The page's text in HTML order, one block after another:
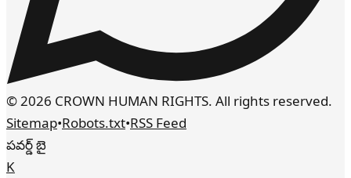
© 2026 CROWN HUMAN RIGHTS. All rights reserved.
Sitemap•Robots.txt•RSS Feed
పవర్డ్ బై
K